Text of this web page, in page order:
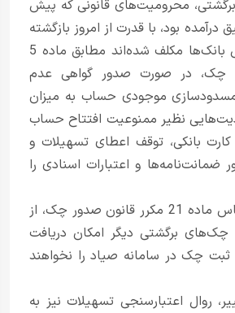
محرومیت‌های قانونی که پیش
درآمده بود، با قدرت از امروز بازگشته
است. بر این اساس بانک‌ها مکلف شده‌اند مطابق ماده 5
چک، در صورت صدور گواهی عدم
مسدودسازی موجودی حساب به میزان
نظیر ممنوعیت افتتاح حساب
بانکی، توقف اعطای تسهیلات و
و اعتبارات اسنادی را
علاوه بر این، بر اساس ماده 21 مکرر قانون صدور چک، از
چک‌های برگشتی دیگر امکان دریافت
چک در سامانه صیاد را نخواهند
روال اعتبارسنجی تسهیلات نیز به